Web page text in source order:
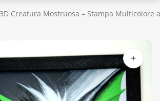
Creatura Mostruosa – Stampa Multicolore